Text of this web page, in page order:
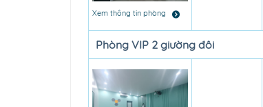
Xem thông tin phòng
Phòng VIP 2 giường đôi